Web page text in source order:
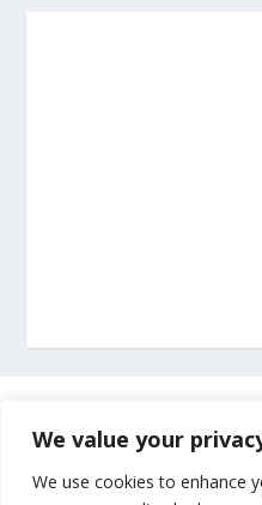
We value your
We use cookies to enhance
Impressum